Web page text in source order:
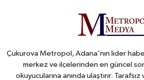
Çukurova Metropol, Adana'nın lider
merkez ve ilçelerinden en güncel
okuyucularına anında ulaştırır.